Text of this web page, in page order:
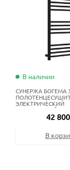
В наличии
СУНЕРЖА БОГЕМА
ЭЛЕКТРИЧЕСКИЙ
ЖИДКОСТНЫЙ
МАТОВЫЙ ЧЁРНЫЙ
42
В